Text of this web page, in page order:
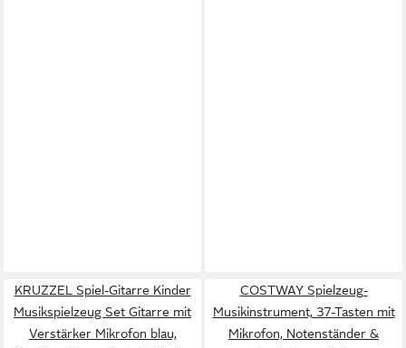
KRUZZEL Spiel-Gitarre Kinder
Musikspielzeug Set Gitarre mit
Verstärker Mikrofon blau,
COSTWAY Spielzeug-
Musikinstrument, 37-Tasten mit
Mikrofon, Notenständer &